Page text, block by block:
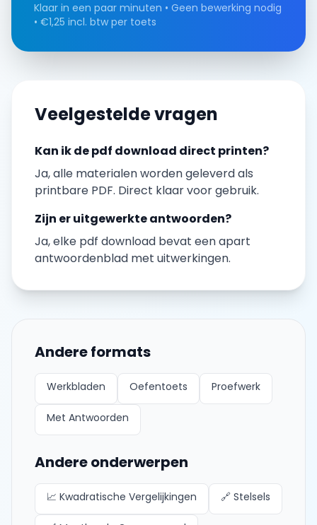
Klaar in een paar minuten • Geen bewerking nodig
• €1,25 incl. btw per toets
Veelgestelde vragen
Kan ik depdf download direct printen?
Ja, alle materialen worden geleverd als
printbare PDF. Direct klaar voor gebruik.
Zijn er uitgewerkte antwoorden?
Ja, elke pdf download bevat een apart
antwoordenblad met uitwerkingen.
Andere formats
Werkbladen Oefentoets Proefwerk
Met Antwoorden
Andere onderwerpen
📈 Kwadratische Vergelijkingen 🔗 Stelsels